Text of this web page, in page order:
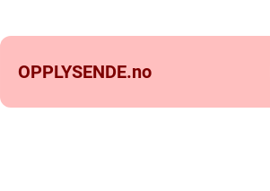
OPPLYSENDE.no